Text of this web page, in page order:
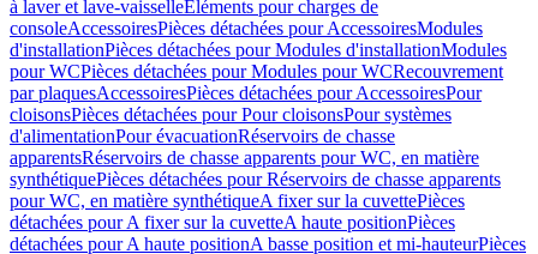
à laver et lave-vaisselleEléments pour charges de
consoleAccessoiresPièces détachées pour AccessoiresModules
d'installationPièces détachées pour Modules d'installationModules
pour WCPièces détachées pour Modules pour WCRecouvrement
par plaquesAccessoiresPièces détachées pour AccessoiresPour
cloisonsPièces détachées pour Pour cloisonsPour systèmes
d'alimentationPour évacuationRéservoirs de chasse
apparentsRéservoirs de chasse apparents pour WC, en matière
synthétiquePièces détachées pour Réservoirs de chasse apparents
pour WC, en matière synthétiqueA fixer sur la cuvettePièces
détachées pour A fixer sur la cuvetteA haute positionPièces
détachées pour A haute positionA basse position et mi-hauteurPièces